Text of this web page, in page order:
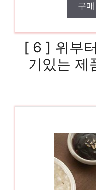
구
[ 6 ] 위부
기있는 제